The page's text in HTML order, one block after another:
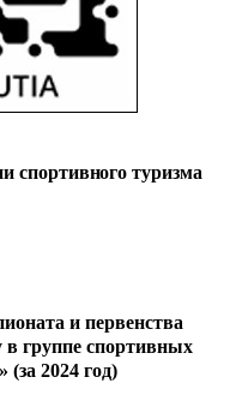
спортивного туризма
и первенства
группе спортивных
(за 2024 год)